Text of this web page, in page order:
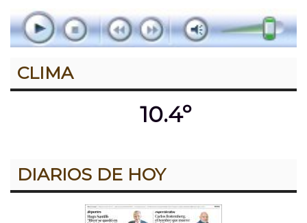
CLIMA
10.4º
DIARIOS DE HOY